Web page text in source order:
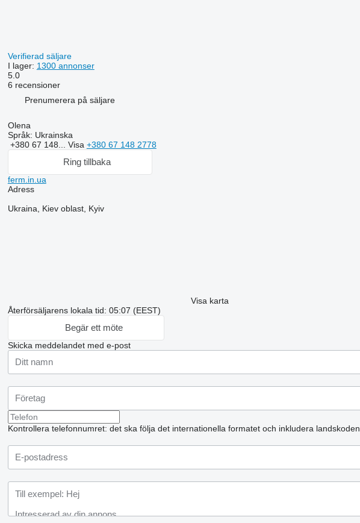
Verifierad säljare
I lager: 1300 annonser
5.0
6 recensioner
Prenumerera på säljare
Olena
Språk: Ukrainska
+380 67 148... Visa +380 67 148 2778
Ring tillbaka
ferm.in.ua
Adress
Ukraina, Kiev oblast, Kyiv
Visa karta
Återförsäljarens lokala tid: 05:07 (EEST)
Begär ett möte
Skicka meddelandet med e-post
Kontrollera telefonnumret: det ska följa det internationella formatet och inkludera landskoden.